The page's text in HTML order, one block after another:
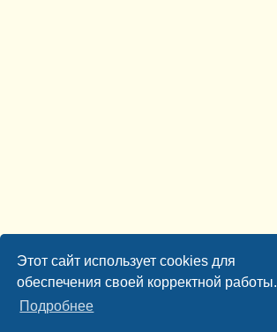
Этот сайт использует cookies для
обеспечения своей корректной работы.
Подробнее